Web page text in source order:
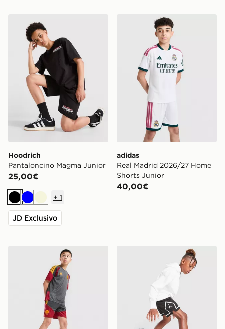
Hoodrich Pantaloncino Magma Junior
Hoodrich
Pantaloncino Magma Junior
25,00€
NeroBluBeige
+ 1
JD Exclusivo
adidas Real Madrid 2026/
adidas
Real Madrid 2026/27 Home
Shorts Junior
40,00€
adidas AS Roma Tiro 26 Training Shorts Junior
Jordan Pantaloncino